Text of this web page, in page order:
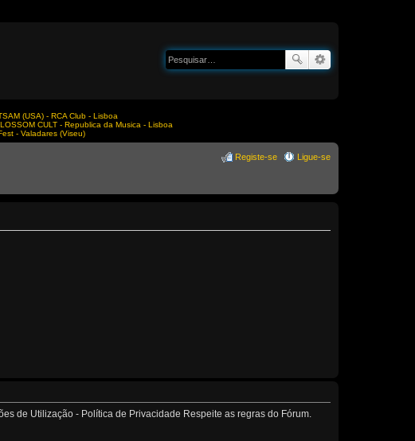
(USA) - RCA Club - Lisboa
CULT - Republica da Musica - Lisboa
- Valadares (Viseu)
Ligue-se
Registe-se
de Utilização - Política de Privacidade Respeite as regras do Fórum.